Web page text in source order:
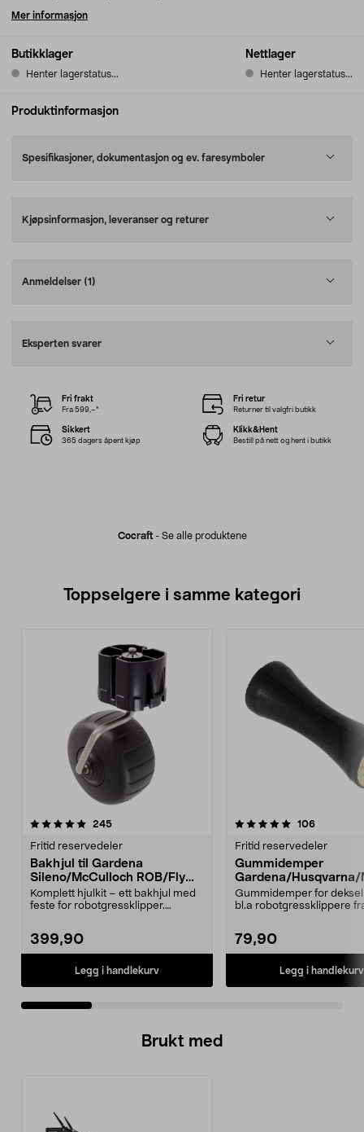
Butikklager
Henter lagerstatus...
Nettlager
Henter lagerstatus...
Mer informasjon
Produktinformasjon
Spesifikasjoner, dokumentasjon og ev. faresymboler
Kjøpsinformasjon, leveranser og returer
Anmeldelser (1)
Eksperten svarer
Cocraft- Se alle produktene
Fri frakt
Fra 599,–*
Fri retur
Returner til valgfri butikk
Sikkert
365 dagers åpent kjøp
Klikk&Hent
Bestill på nett og hent i butikk
Toppselgere i samme kategori
245anmeldelser
Fritid reservedeler
Bakhjul til Gardena
Sileno/McCulloch ROB/Flymo
Easilife
Komplett hjulkit – ett bakhjul med
feste for robotgressklipper.
399,90
Legg i handlekurv
5.0 av 5 stjerner 106
Fritid reservedeler
Gummidemper
Gardena/Husqvarna/
ch/Flymo
Gummidemper for
bl.a robotgressklippere
79,90
Legg i handlekurv
4.5 av 5 stjerner
Brukt med